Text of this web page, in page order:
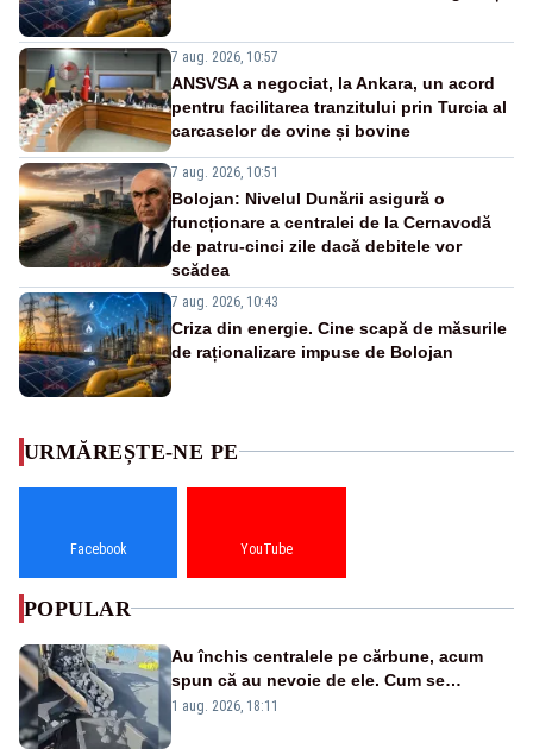
7 aug. 2026, 10:57
ANSVSA a negociat, la Ankara, un acord
pentru facilitarea tranzitului prin Turcia al
carcaselor de ovine și bovine
7 aug. 2026, 10:51
Bolojan: Nivelul Dunării asigură o
funcționare a centralei de la Cernavodă
de patru-cinci zile dacă debitele vor
scădea
7 aug. 2026, 10:43
Criza din energie. Cine scapă de măsurile
de raționalizare impuse de Bolojan
URMĂREȘTE-NE PE
Facebook YouTube
POPULAR
Au închis centralele pe cărbune, acum
spun că au nevoie de ele. Cum se
pasează vina în plină criză energetică
1 aug. 2026, 18:11